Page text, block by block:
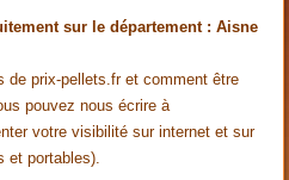
sur le département : Aisne
de prix-pellets.fr et comment être
pouvez nous écrire à
votre visibilité sur internet et sur
et portables).